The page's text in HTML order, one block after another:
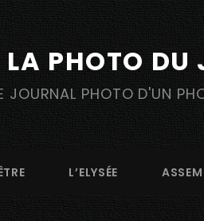
LA PHOTO DU
JOURNAL PHOTO D'UN
L’ELYSÉE